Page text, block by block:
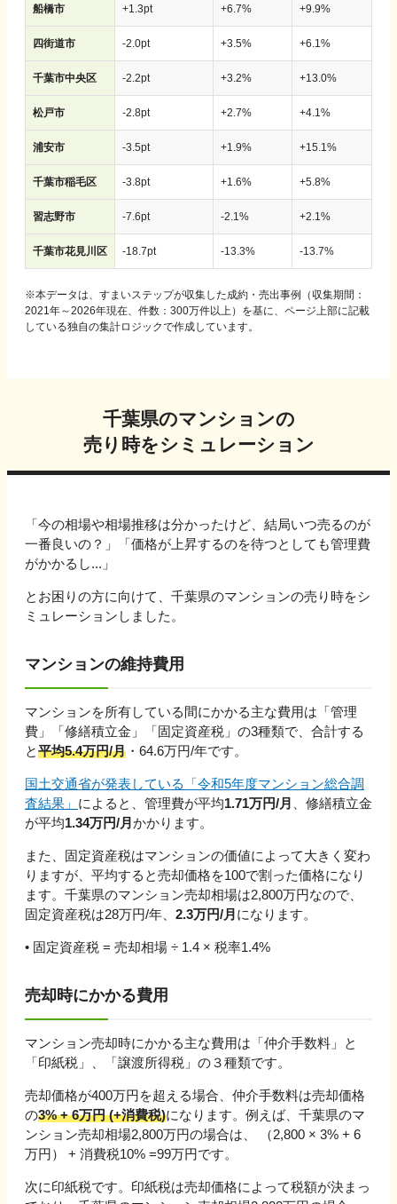
船橋市 +1.3pt +6.7% +9.9%
四街道市 -2.0pt +3.5% +6.1%
千葉市中央区 -2.2pt +3.2% +13.0%
松戸市 -2.8pt +2.7% +4.1%
浦安市 -3.5pt +1.9% +15.1%
千葉市稲毛区 -3.8pt +1.6% +5.8%
習志野市 -7.6pt -2.1% +2.1%
千葉市花見川区 -18.7pt -13.3% -13.7%
※本データは、すまいステップが収集した成約・売出事例（収集期間：
2021年～2026年現在、件数：300万件以上）を基に、ページ上部に記載
している独自の集計ロジックで作成しています。
千葉県のマンションの
売り時をシミュレーション
「今の相場や相場推移は分かったけど、結局いつ売るのが
一番良いの？」「価格が上昇するのを待つとしても管理費
がかかるし...」
とお困りの方に向けて、 千葉県のマンションの売り時をシ
ミュレーションしました。
マンションの維持費用
マンションを所有している間にかかる主な費用は「管理
費」「修繕積立金」「固定資産税」の3種類で、合計する
と平均5.4万円/月 ・ 64.6万円/年です。
国土交通省が発表している「令和5年度マンション総合調
査結果」 によると、管理費が平均1.71万円/月 、修繕積立金
が平均1.34万円/月 かかります。
また、固定資産税はマンションの価値によって大きく変わ
りますが、平均すると売却価格を100で割った価格になり
ます。 千葉県のマンション売却相場は2,800万円なので、
固定資産税は28万円/年、 2.3万円/月 になります。
• 固定資産税 = 売却相場 ÷ 1.4 × 税率1.4%
売却時にかかる費用
マンション売却時にかかる主な費用は「仲介手数料」と
「印紙税」、「譲渡所得税」の３種類です。
売却価格が400万円を超える場合、仲介手数料は売却価格
の3% + 6万円 (+消費税)になります。例えば、 千葉県のマ
ンション売却相場2,800万円の場合は、 （2,800 × 3% + 6
万円 ） + 消費税10% =99万円です。
次に印紙税です。印紙税は売却価格によって税額が決まっ